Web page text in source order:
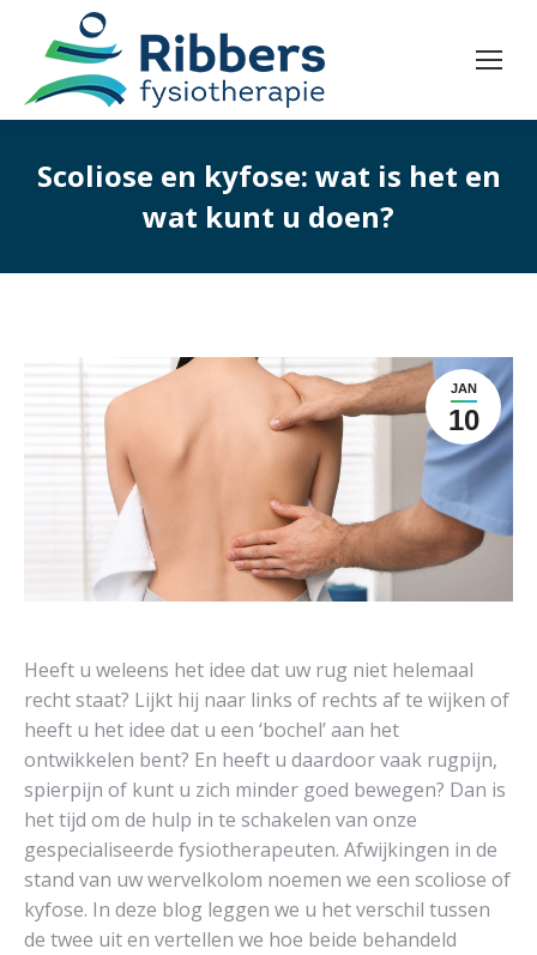
Scoliose en kyfose: wat is het en
wat kunt u doen?
JAN
10
Heeft u weleens het idee dat uw rug niet helemaal
recht staat? Lijkt hij naar links of rechts af te wijken of
heeft u het idee dat u een ‘bochel’ aan het
ontwikkelen bent? En heeft u daardoor vaak rugpijn,
spierpijn of kunt u zich minder goed bewegen? Dan is
het tijd om de hulp in te schakelen van onze
gespecialiseerde fysiotherapeuten. Afwijkingen in de
stand van uw wervelkolom noemen we een scoliose of
kyfose. In deze blog leggen we u het verschil tussen
de twee uit en vertellen we hoe beide behandeld